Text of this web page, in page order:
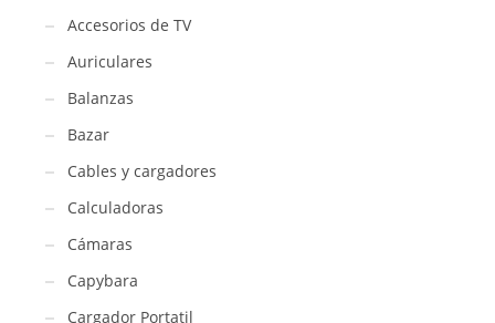
Accesorios de TV
Auriculares
Balanzas
Bazar
Cables y cargadores
Calculadoras
Cámaras
Capybara
Cargador Portatil